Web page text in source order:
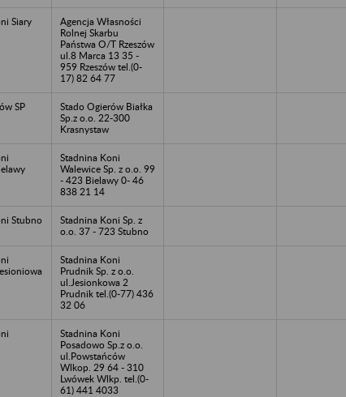
Siary
Agencja Własności
Rolnej Skarbu
Państwa O/T Rzeszów
ul.8 Marca 13 35 -
959 Rzeszów tel.(0-
17) 82 64 77
SP
Stado Ogierów Białka
Sp.z o.o. 22-300
Krasnystaw
Stadnina Koni
Walewice Sp. z o.o. 99
- 423 Bielawy 0- 46
838 21 14
Stubno
Stadnina Koni Sp. z
o.o. 37 - 723 Stubno
Stadnina Koni
Prudnik Sp. z o.o.
ul.Jesionkowa 2
Prudnik tel.(0-77) 436
32 06
Stadnina Koni
Posadowo Sp.z o.o.
ul.Powstańców
Wlkop. 29 64 - 310
Lwówek Wlkp. tel.(0-
61) 441 4033